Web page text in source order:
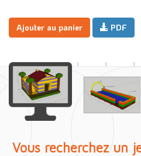
Ajouter au panier PDF
Vous recherchez un